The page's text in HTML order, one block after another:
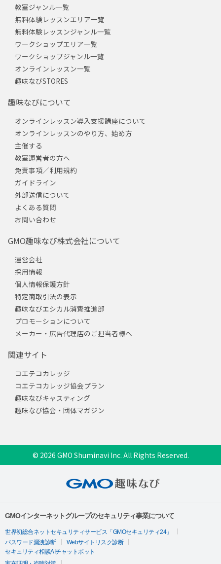
教室ジャンル一覧
無料体験レッスンエリア一覧
無料体験レッスンジャンル一覧
ワークショップエリア一覧
ワークショップジャンル一覧
オンラインレッスン一覧
趣味なびSTORES
趣味なびについて
オンラインレッスン導入支援講座について
オンラインレッスンのやり方、始め方
主催する
教室運営者の方へ
免責事項／利用規約
ガイドライン
外部送信について
よくある質問
お問い合わせ
GMO趣味なび株式会社について
運営会社
採用情報
個人情報保護方針
特定商取引法の表示
趣味なびエシカル消費推進部
プロモーションについて
メーカー・広告代理店のご担当者様へ
関連サイト
コエテコカレッジ
コエテコカレッジ協会プラン
趣味なびキャスティング
趣味なび協会・団体マガジン
© 2026 GMO Shuminavi Inc. All Rights Reserved.